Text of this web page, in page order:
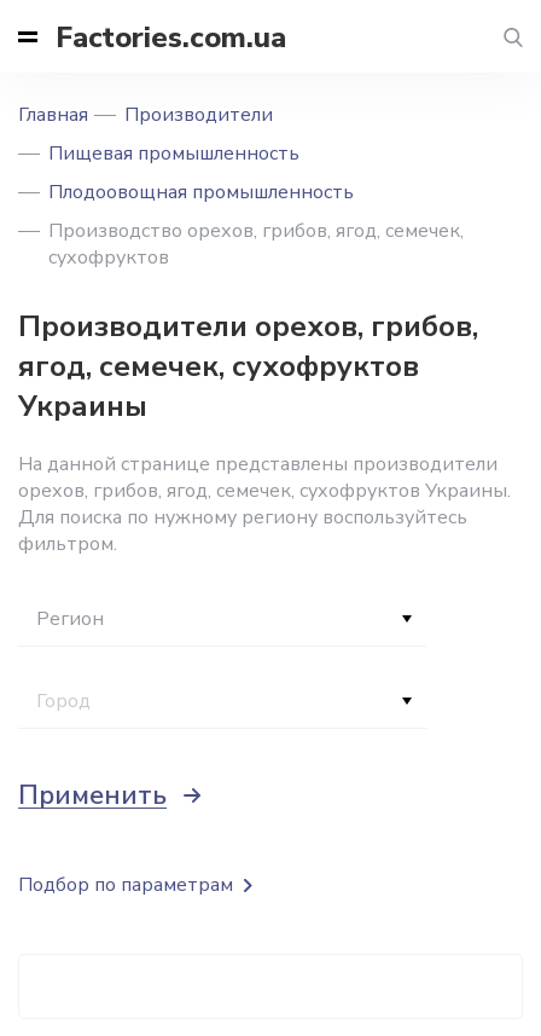
Factories.com.ua
Главная
Производители
Пищевая промышленность
Плодоовощная промышленность
Производство орехов, грибов, ягод, семечек,
сухофруктов
Производители орехов, грибов,
ягод, семечек, сухофруктов
Украины
На данной странице представлены производители
орехов, грибов, ягод, семечек, сухофруктов Украины.
Для поиска по нужному региону воспользуйтесь
фильтром.
Регион
Город
Применить
Подбор по параметрам